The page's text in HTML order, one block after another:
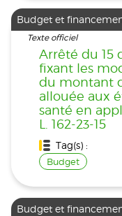
Budget et
Texte officiel
Arrêté du 15
fixant les
du montant
allouée aux
santé en
L. 162-23-15
Tag(s) :
Budget
Budget et